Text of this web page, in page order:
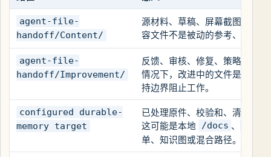
agent-file-
handoff/Content/
源材料、草稿、屏幕截图、导
容文件不是被动的参考、要忽
agent-file-
handoff/Improvement/
反馈、审核、修复、策略、QA
情况下，改进中的文件是指令
持边界阻止工作。
configured durable-
memory target
已处理原件、校验和、清单、
这可能是本地
/docs 、
单、知识图或混合路径。它是